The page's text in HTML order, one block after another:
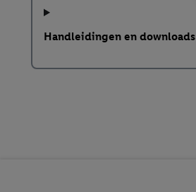
Handleidingen en downloads